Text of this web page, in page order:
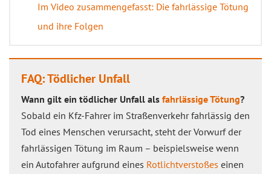
Im Video zusammengefasst: Die fahrlässige Tötung
und ihre Folgen
FAQ: Tödlicher Unfall
Wann gilt ein tödlicher Unfall als fahrlässige Tötung?
Sobald ein Kfz-Fahrer im Straßenverkehr fahrlässig den
Tod eines Menschen verursacht, steht der Vorwurf der
fahrlässigen Tötung im Raum – beispielsweise wenn
ein Autofahrer aufgrund eines Rotlichtverstoßes einen